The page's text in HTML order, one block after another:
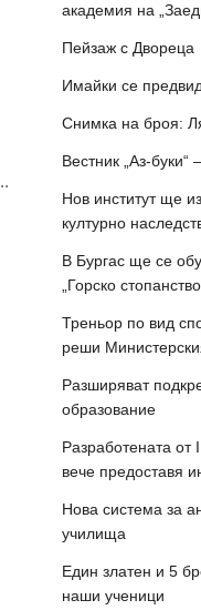
академия на
Пейзаж с Двореца
Имайки се предвид
Снимка на броя:
Вестник „Аз-буки“
Нов институт ще
културно
В Бургас ще се
„Горско
Треньор по вид
реши
Разширяват
образование
Разработената
вече предоставя
Нова система за
училища
Един златен и 5
наши ученици